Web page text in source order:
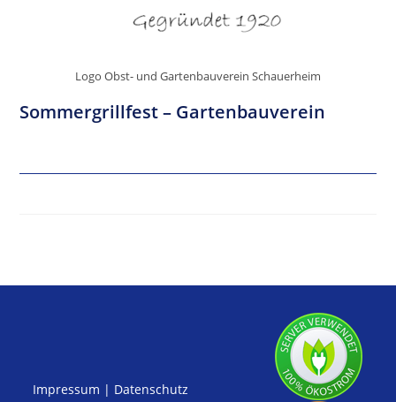
Logo Obst- und Gartenbauverein Schauerheim
Sommergrillfest – Gartenbauverein
Impressum | Datenschutz